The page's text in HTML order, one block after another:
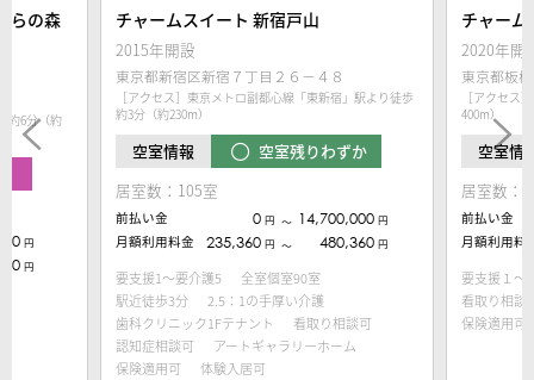
らの森
約6分（約
円
円
チャームスイート 新宿戸山
2015年開設
東京都新宿区新宿７丁目２６−４８
［アクセス］東京メトロ副都心線「東新宿」駅より徒歩
約3分（約230m）
空室情報
空室残りわずか
居室数：105室
前払い金 0 円 〜 14,700,000 円
月額利用料金 235,360 円 〜 480,360 円
要支援1～要介護5
全室個室90室
駅近徒歩3分
2.5：1の手厚い介護
歯科クリニック1Fテナント
看取り相談可
認知症相談可
アートギャラリーホーム
保険適用可
体験入居可
チャーム
2020年開
東京都板
［アクセス
400m）
空室情
居室数：
前払い金
月額利用料
要支援１～
看取り相談
保険適用可